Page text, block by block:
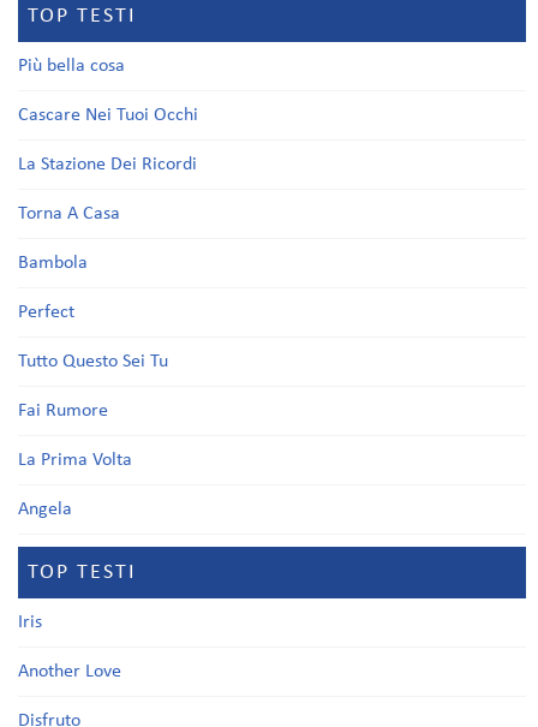
TOP TESTI
Più bella cosa
Cascare Nei Tuoi Occhi
La Stazione Dei Ricordi
Torna A Casa
Bambola
Perfect
Tutto Questo Sei Tu
Fai Rumore
La Prima Volta
Angela
TOP TESTI
Iris
Another Love
Disfruto